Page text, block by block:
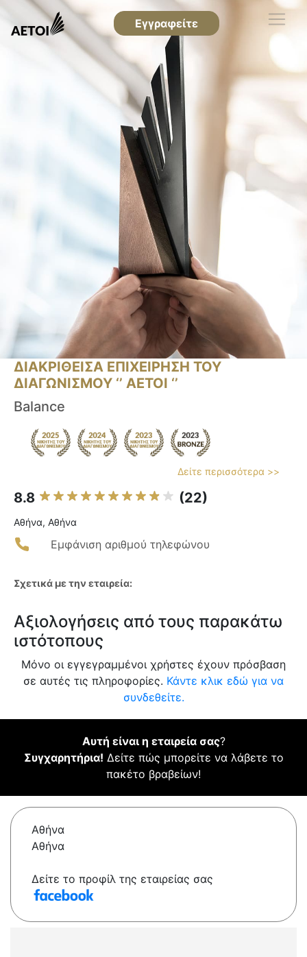
Εγγραφείτε
ΔΙΑΚΡΙΘΕΙΣΑ ΕΠΙΧΕΙΡΗΣΗ ΤΟΥ
ΔΙΑΓΩΝΙΣΜΟΥ ‘’ ΑΕΤΟΙ ‘’
Balance
Δείτε περισσότερα >>
8.8 (22)
Αθήνα, Αθήνα
Εμφάνιση αριθμού τηλεφώνου
Σχετικά με την εταιρεία:
Αξιολογήσεις από τους παρακάτω
ιστότοπους
Μόνο οι εγγεγραμμένοι χρήστες έχουν πρόσβαση
σε αυτές τις πληροφορίες. Κάντε κλικ εδώ για να
συνδεθείτε.
Αυτή είναι η εταιρεία σας?
Συγχαρητήρια! Δείτε πώς μπορείτε να λάβετε το
πακέτο βραβείων!
Αθήνα
Αθήνα
Δείτε το προφίλ της εταιρείας σας